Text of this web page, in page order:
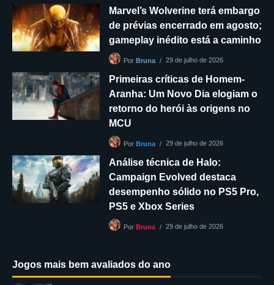
Marvel’s Wolverine terá embargo
de prévias encerrado em agosto;
gameplay inédito está a caminho
PorBruna 29 de julho de 2026
Primeiras críticas de Homem-
Aranha: Um Novo Dia elogiam o
retorno do herói às origens no
MCU
PorBruna 29 de julho de 2026
Análise técnica de Halo:
Campaign Evolved destaca
desempenho sólido no PS5 Pro,
PS5 e Xbox Series
PorBruna 29 de julho de 2026
Jogos mais bem avaliados do ano